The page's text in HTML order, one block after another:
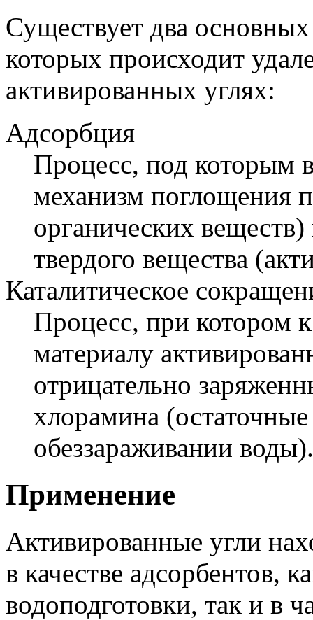
Существует два
которых происходит
активированных углях:
Адсорбция
Процесс, под которым
механизм поглощения
органических
твердого вещества
Каталитическое
Процесс, при котором
материалу
отрицательно
хлорамина
обеззараживании воды).
Применение
Активированные угли
в качестве адсорбентов,
водоподготовки, так и в